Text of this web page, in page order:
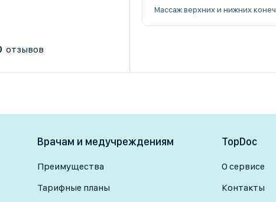
отзывов
Массаж верхних и нижних
Врачам и медучреждениям
Преимущества
Тарифные планы
TopDoc
О сервисе
Контакты